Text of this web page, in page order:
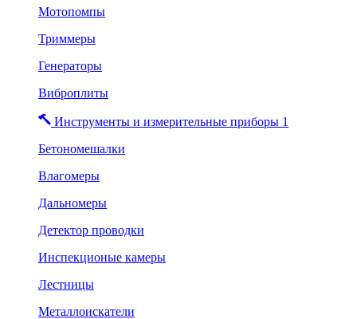
Мотопомпы
Триммеры
Генераторы
Виброплиты
Инструменты и измерительные приборы 1
Бетономешалки
Влагомеры
Дальномеры
Детектор проводки
Инспекционые камеры
Лестницы
Металлоискатели